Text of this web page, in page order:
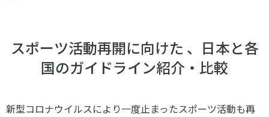
スポーツ活動再開に向けた 、日本と各
国のガイドライン紹介・比較
新型コロナウイルスにより一度止まったスポーツ活動も再